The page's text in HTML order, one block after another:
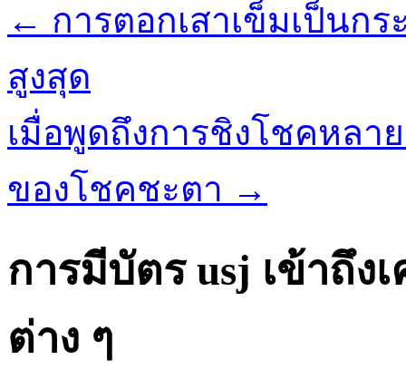
← การตอกเสาเข็มเป็น
สูงสุด
เมื่อพูดถึงการชิงโชคหลา
ของโชคชะตา →
การมีบัตร usj เข้าถึง
ต่าง ๆ